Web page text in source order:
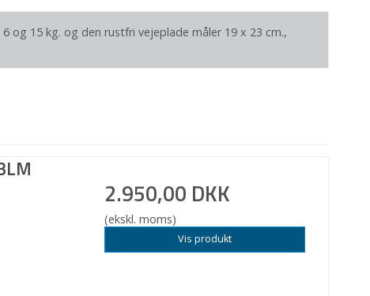
og 15 kg. og den rustfri vejeplade måler 19 x 23 cm.,
2.950,00 DKK
(ekskl. moms)
Vis produkt